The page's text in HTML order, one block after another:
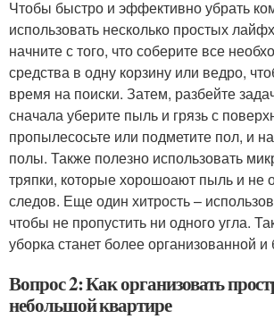
Чтобы быстро и эффективно убрать
использовать несколько простых
начните с того, что соберите все
средства в одну корзину или ведро,
время на поиски. Затем, разбейте
сначала уберите пыль и грязь с
пропылесосьте или подметите пол, и
полы. Также полезно использовать
тряпки, которые хорошоают пыль и не
следов. Еще один хитрость –
чтобы не пропустить ни одного угла.
уборка станет более организованной и
Вопрос 2: Как организовать
небольшой квартире